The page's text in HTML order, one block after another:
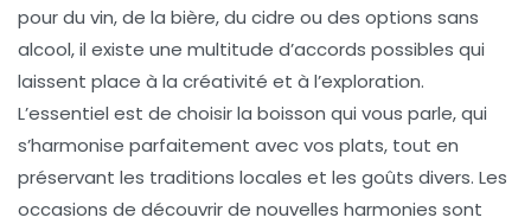
pour du vin, de la bière, du cidre ou des options sans
alcool, il existe une multitude d’accords possibles qui
laissent place à la créativité et à l’exploration.
L’essentiel est de choisir la boisson qui vous parle, qui
s’harmonise parfaitement avec vos plats, tout en
préservant les traditions locales et les goûts divers. Les
occasions de découvrir de nouvelles harmonies sont